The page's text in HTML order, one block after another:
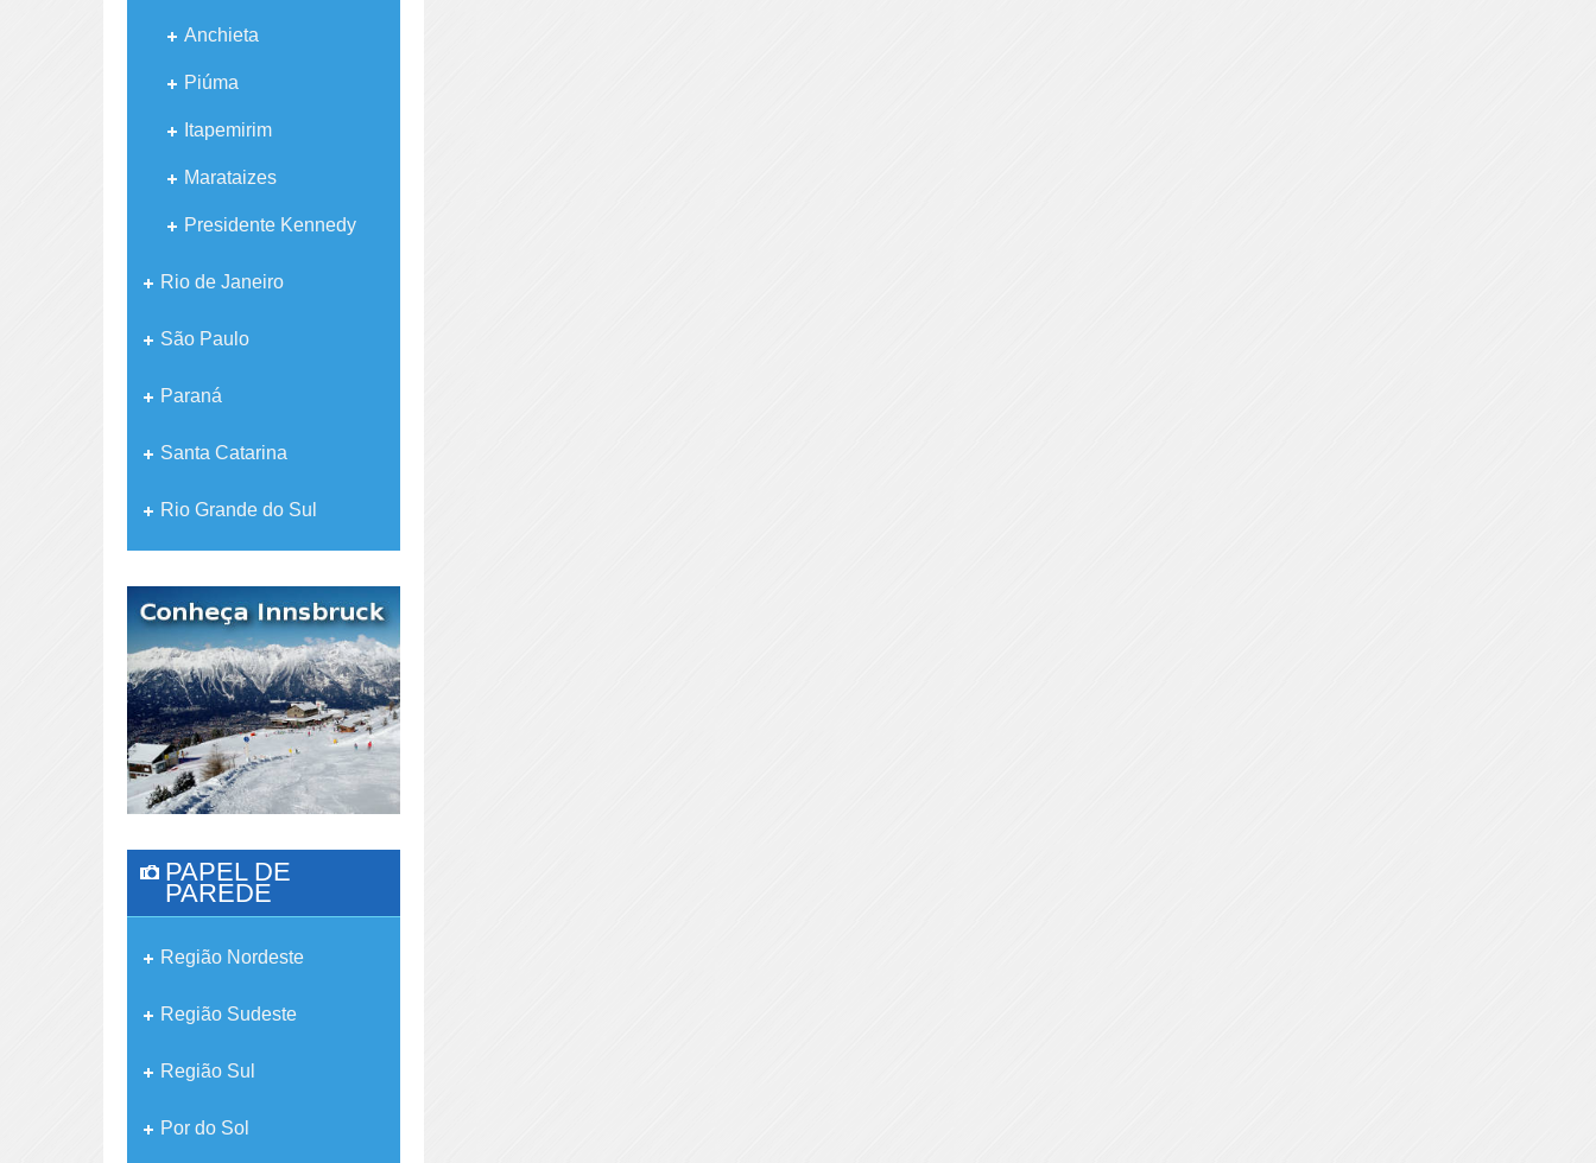
Anchieta
Piúma
Itapemirim
Marataizes
Presidente Kennedy
Rio de Janeiro
São Paulo
Paraná
Santa Catarina
Rio Grande do Sul
PAPEL DE
PAREDE
Região Nordeste
Região Sudeste
Região Sul
Por do Sol